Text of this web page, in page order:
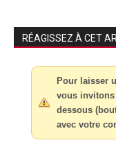
RÉAGISSEZ À CET
Pour laisser
vous invitons
dessous
avec votre